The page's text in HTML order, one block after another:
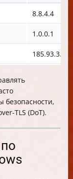
8.8.4.4
1.0.0.1
185.93.3.124
безопасности,
TLS (DoT).